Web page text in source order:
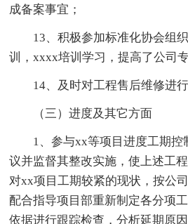
成备案事宜；
13、积极参加标准化协会组
训，xxxx培训学习，提高了公司
14、及时对工程售后维修进行
（三）进度及其它方面
1、参与xx等项目进度工期控
议并监督其整改实施，使上述工
对xx项目工期较紧的现状，按公
配合指导项目部重新制定各分项
依据进行跟踪检查，分析延期原